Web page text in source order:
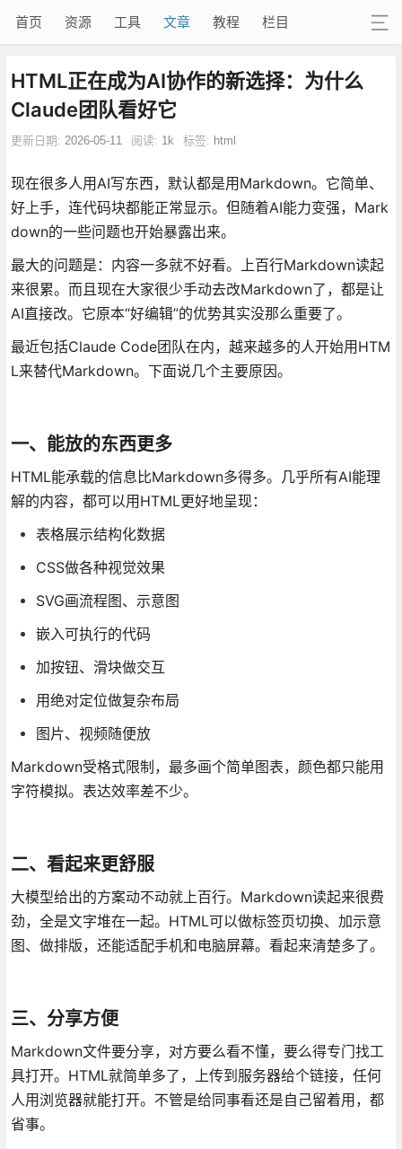
首页 资源 工具 文章 教程 栏目
HTML正在成为AI协作的新选择：为什么
Claude团队看好它
更新日期: 2026-05-11 阅读: 1k 标签: html
现在很多人用AI写东西，默认都是用Markdown。它简单、
好上手，连代码块都能正常显示。但随着AI能力变强，Mark
down的一些问题也开始暴露出来。
最大的问题是：内容一多就不好看。上百行Markdown读起
来很累。而且现在大家很少手动去改Markdown了，都是让
AI直接改。它原本“好编辑”的优势其实没那么重要了。
最近包括Claude Code团队在内，越来越多的人开始用HTM
L来替代Markdown。下面说几个主要原因。
一、能放的东西更多
HTML能承载的信息比Markdown多得多。几乎所有AI能理
解的内容，都可以用HTML更好地呈现：
表格展示结构化数据
CSS做各种视觉效果
SVG画流程图、示意图
嵌入可执行的代码
加按钮、滑块做交互
用绝对定位做复杂布局
图片、视频随便放
Markdown受格式限制，最多画个简单图表，颜色都只能用
字符模拟。表达效率差不少。
二、看起来更舒服
大模型给出的方案动不动就上百行。Markdown读起来很费
劲，全是文字堆在一起。HTML可以做标签页切换、加示意
图、做排版，还能适配手机和电脑屏幕。看起来清楚多了。
三、分享方便
Markdown文件要分享，对方要么看不懂，要么得专门找工
具打开。HTML就简单多了，上传到服务器给个链接，任何
人用浏览器就能打开。不管是给同事看还是自己留着用，都
省事。